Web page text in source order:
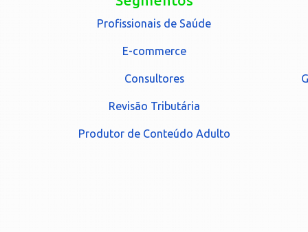
Profissionais de Saúde
E-commerce
Consultores
Revisão Tributária
Produtor de Conteúdo Adulto